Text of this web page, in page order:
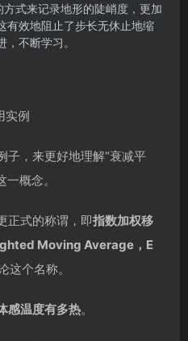
方式来记录地形的陡峭度，更加
有效地阻止了步长无休止地缩
不断学习。
实例
子，来更好地理解“衰减平
概念。
正式的称谓，即指数加权移
Moving Average，E
这个名称。
感温度有多热。